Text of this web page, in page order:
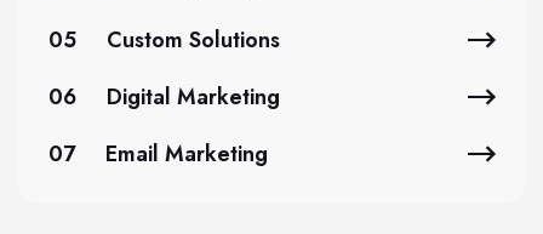
05
Custom Solutions
06
Digital Marketing
07
Email Marketing